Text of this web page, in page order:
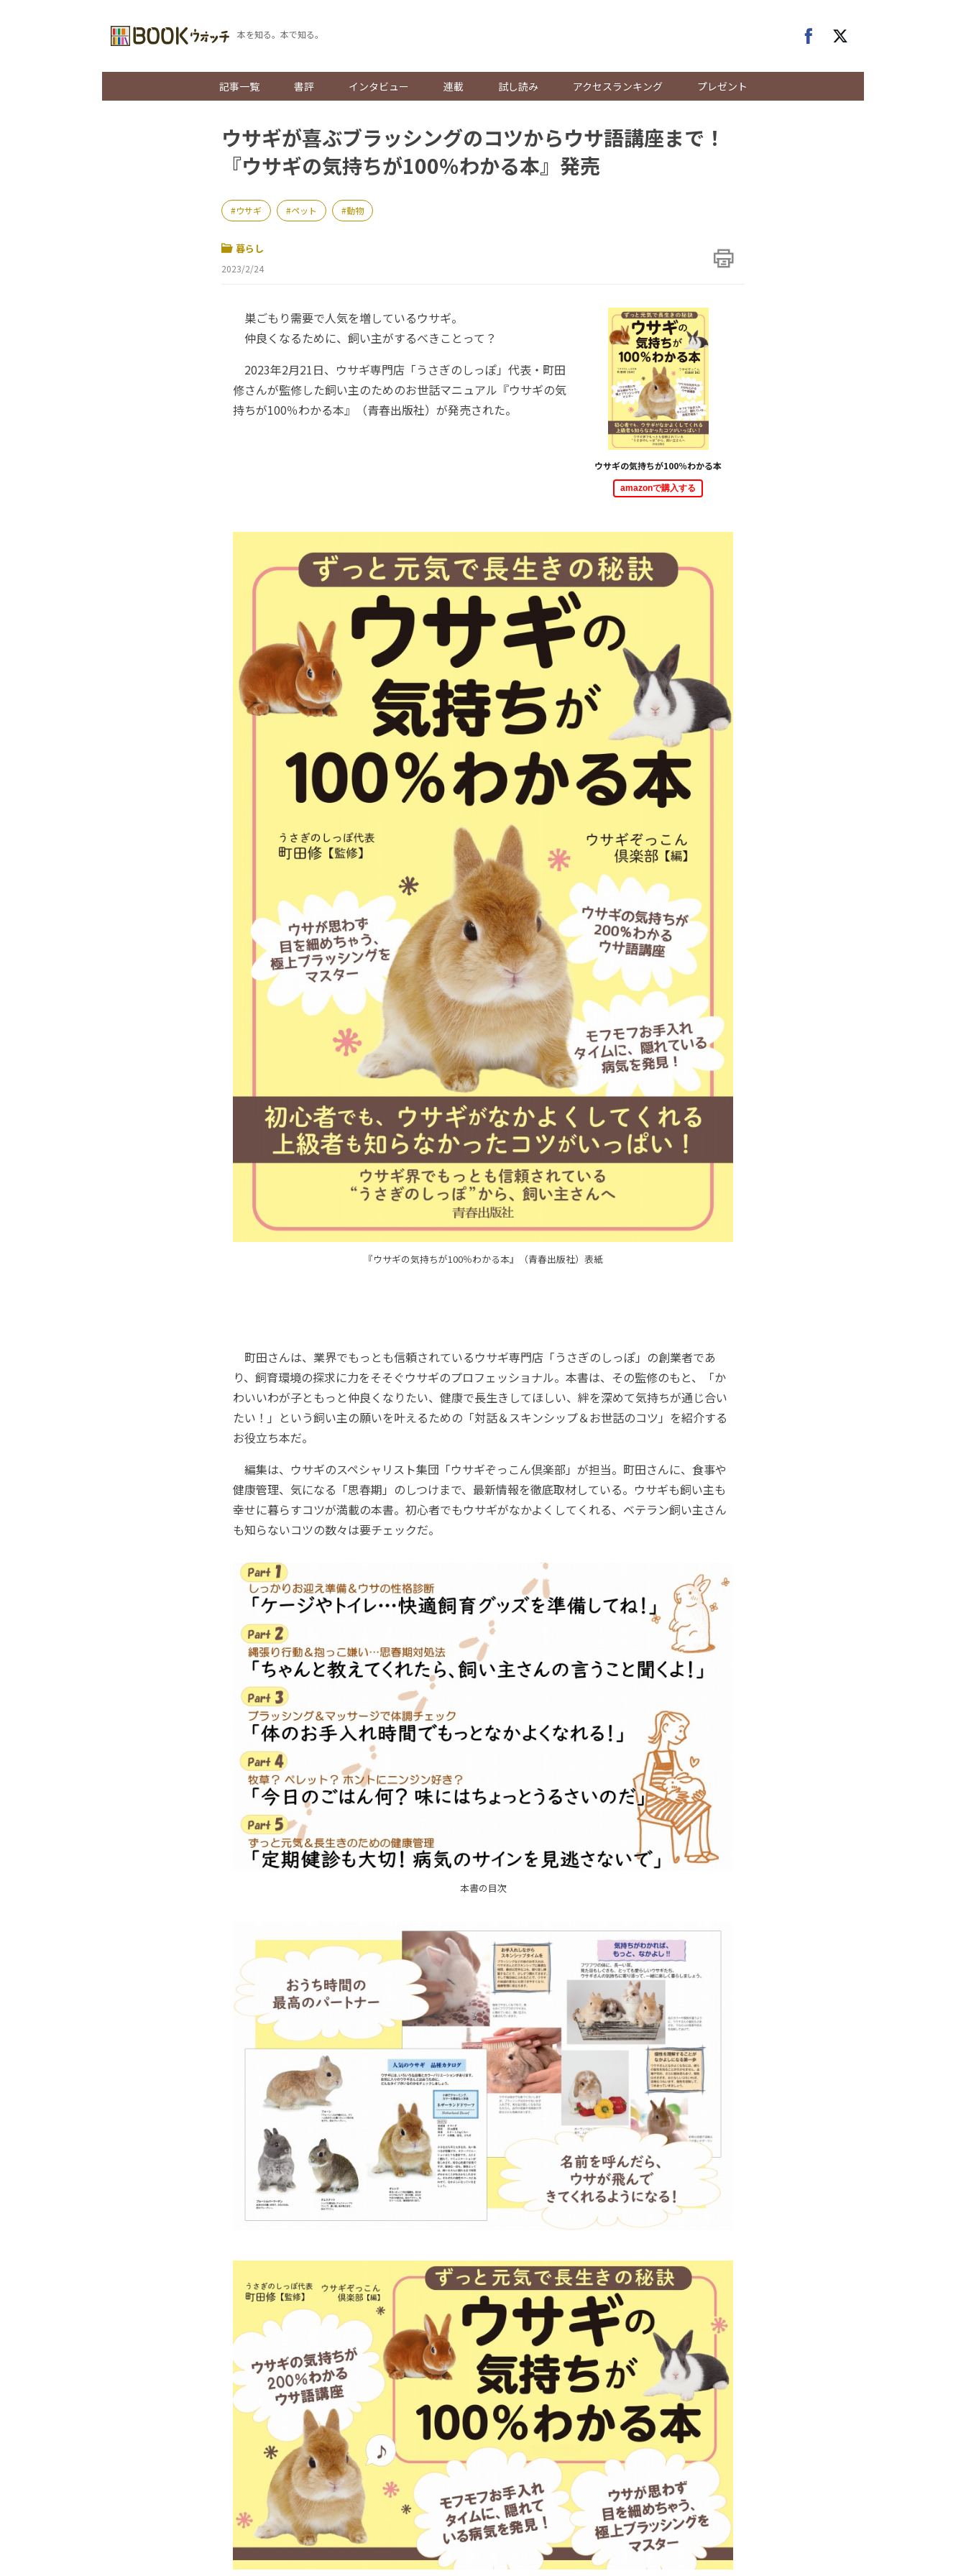
本を知る。本で知る。
記事一覧 書評 インタビュー 連載 試し読み アクセスランキング プレゼント
ウサギが喜ぶブラッシングのコツからウサ語講座まで！
『ウサギの気持ちが100％わかる本』発売
ウサギ ペット 動物
暮らし
2023/2/24
ウサギの気持ちが100％わかる本
amazonで購入する
巣ごもり需要で人気を増しているウサギ。
仲良くなるために、飼い主がするべきことって？
2023年2月21日、ウサギ専門店「うさぎのしっぽ」代表・町田
修さんが監修した飼い主のためのお世話マニュアル『ウサギの気
持ちが100％わかる本』（青春出版社）が発売された。
『ウサギの気持ちが100％わかる本』（青春出版社）表紙
町田さんは、業界でもっとも信頼されているウサギ専門店「うさぎのしっぽ」の創業者であ
り、飼育環境の探求に力をそそぐウサギのプロフェッショナル。本書は、その監修のもと、「か
わいいわが子ともっと仲良くなりたい、健康で長生きしてほしい、絆を深めて気持ちが通じ合い
たい！」という飼い主の願いを叶えるための「対話＆スキンシップ＆お世話のコツ」を紹介する
お役立ち本だ。
編集は、ウサギのスペシャリスト集団「ウサギぞっこん倶楽部」が担当。町田さんに、食事や
健康管理、気になる「思春期」のしつけまで、最新情報を徹底取材している。ウサギも飼い主も
幸せに暮らすコツが満載の本書。初心者でもウサギがなかよくしてくれる、ベテラン飼い主さん
も知らないコツの数々は要チェックだ。
本書の目次